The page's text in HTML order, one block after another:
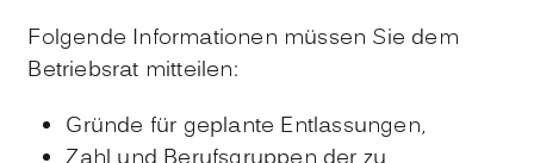
Folgende Informationen müssen Sie dem
Betriebsrat mitteilen:
Gründe für geplante Entlassungen,